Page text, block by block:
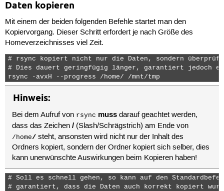
Daten kopieren
Mit einem der beiden folgenden Befehle startet man den
Kopiervorgang. Dieser Schritt erfordert je nach Größe des
Homeverzeichnisses viel Zeit.
# rsync kopiert nicht nur die Daten, sondern
# Dies dauert geringfügig länger, garantiert jedoch
rsync -avxH --progress /home/ /mnt/tmp
Hinweis:
Bei dem Aufruf von rsync muss darauf geachtet werden,
dass das Zeichen/ (Slash/Schrägstrich) am Ende von
/home/ steht, ansonsten wird nicht nur der Inhalt des
Ordners kopiert, sondern der Ordner kopiert sich selber, dies
kann unerwünschte Auswirkungen beim Kopieren haben!
# Soll es schnell gehen, so kann auf den
# garantiert, dass die Daten auch korrekt kopiert